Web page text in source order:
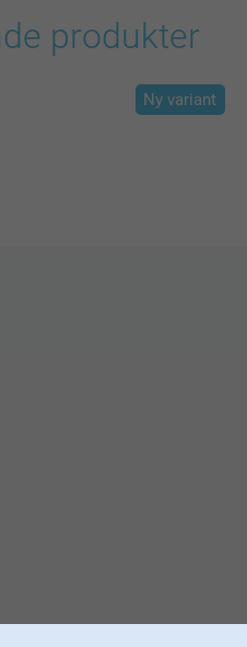
produkter
Ny variant